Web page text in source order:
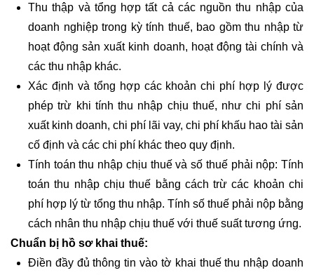
Thu thập và tổng hợp tất cả các nguồn thu nhập của
doanh nghiệp trong kỳ tính thuế, bao gồm thu nhập từ
hoạt động sản xuất kinh doanh, hoạt động tài chính và
các thu nhập khác.
Xác định và tổng hợp các khoản chi phí hợp lý được
phép trừ khi tính thu nhập chịu thuế, như chi phí sản
xuất kinh doanh, chi phí lãi vay, chi phí khấu hao tài sản
cố định và các chi phí khác theo quy định.
Tính toán thu nhập chịu thuế và số thuế phải nộp: Tính
toán thu nhập chịu thuế bằng cách trừ các khoản chi
phí hợp lý từ tổng thu nhập. Tính số thuế phải nộp bằng
cách nhân thu nhập chịu thuế với thuế suất tương ứng.
Chuẩn bị hồ sơ khai thuế:
Điền đầy đủ thông tin vào tờ khai thuế thu nhập doanh